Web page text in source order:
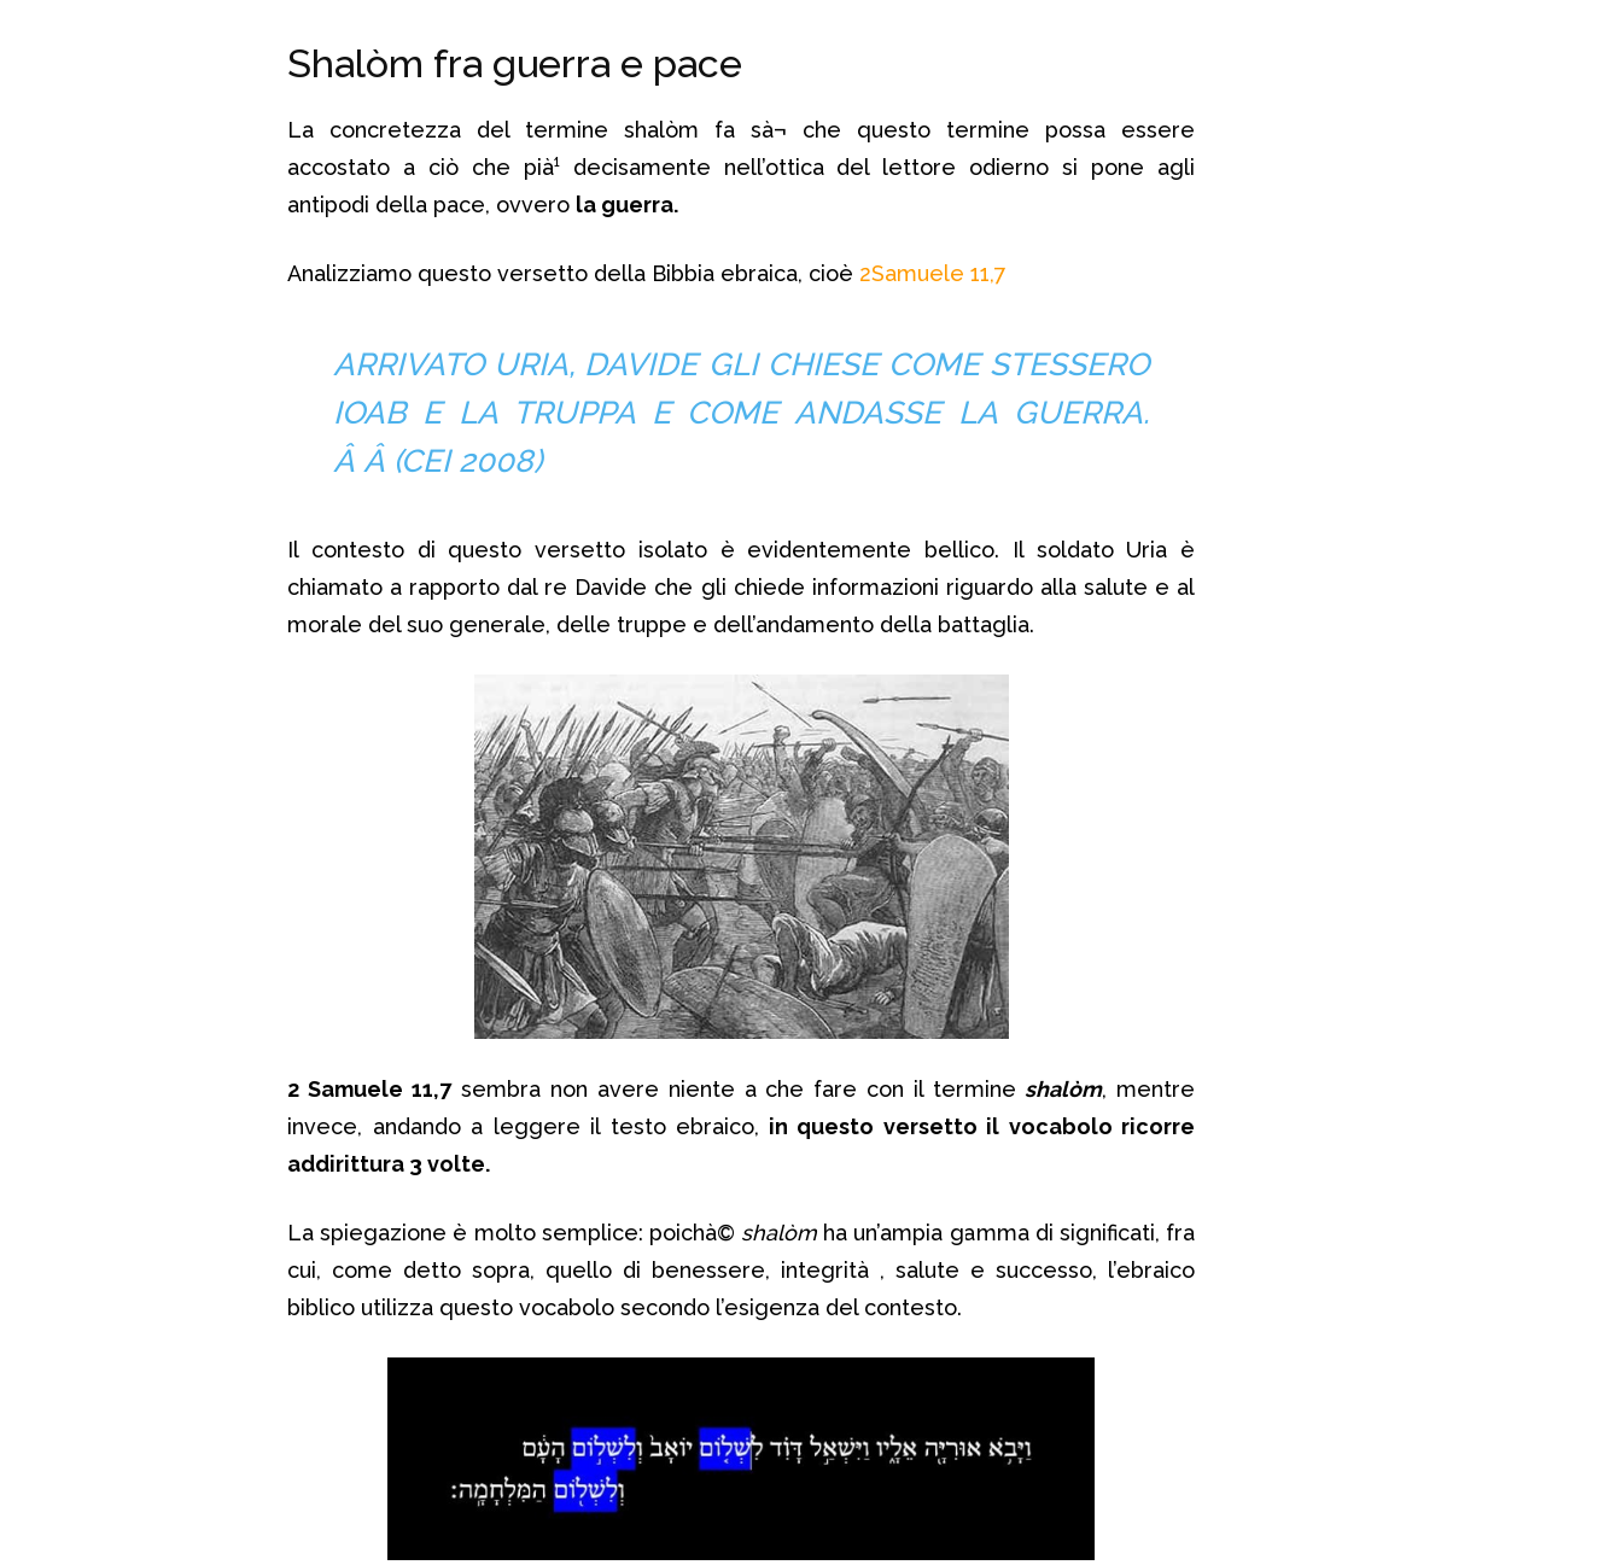
Shalòm fra guerra e pace
La concretezza del termine shalòm fa sà¬ che questo termine possa essere
accostato a ciò che pià¹ decisamente nell’ottica del lettore odierno si pone agli
antipodi della pace, ovvero la guerra.
Analizziamo questo versetto della Bibbia ebraica, cioè 2Samuele 11,7
ARRIVATO URIA, DAVIDE GLI CHIESE COME STESSERO
IOAB E LA TRUPPA E COME ANDASSE LA GUERRA.
Â Â (CEI 2008)
Il contesto di questo versetto isolato è evidentemente bellico. Il soldato Uria è
chiamato a rapporto dal re Davide che gli chiede informazioni riguardo alla salute e al
morale del suo generale, delle truppe e dell’andamento della battaglia.
2 Samuele 11,7sembra non avere niente a che fare con il termine shalòm, mentre
invece, andando a leggere il testo ebraico, in questo versetto il vocabolo ricorre
addirittura 3 volte.
La spiegazione è molto semplice: poichà© shalòm ha un’ampia gamma di significati, fra
cui, come detto sopra, quello di benessere, integrità , salute e successo, l’ebraico
biblico utilizza questo vocabolo secondo l’esigenza del contesto.